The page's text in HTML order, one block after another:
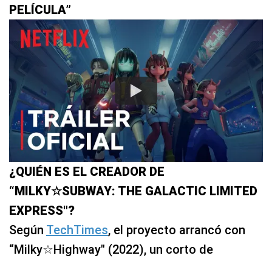
PELÍCULA”
¿QUIÉN ES EL CREADOR DE
“MILKY☆SUBWAY: THE GALACTIC LIMITED
EXPRESS"?
Según TechTimes, el proyecto arrancó con
“Milky☆Highway" (2022), un corto de